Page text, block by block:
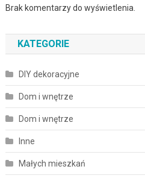
Brak komentarzy do wyświetlenia.
KATEGORIE
DIY dekoracyjne
Dom i wnętrze
Dom i wnętrze
Inne
Małych mieszkań